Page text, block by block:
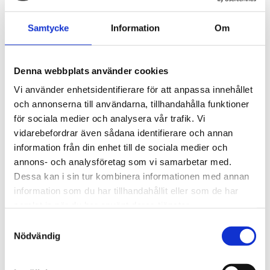
Samtycke Information Om
Denna webbplats använder cookies
Vi använder enhetsidentifierare för att anpassa innehållet
och annonserna till användarna, tillhandahålla funktioner
för sociala medier och analysera vår trafik. Vi
vidarebefordrar även sådana identifierare och annan
information från din enhet till de sociala medier och
annons- och analysföretag som vi samarbetar med.
Dessa kan i sin tur kombinera informationen med annan
information som du har tillhandahållit eller som de har
Nödvändig
Material av provkontaktande delar: rostfritt
Universella filter från M&C separerar på ett tillförlitligt
sätt fasta ämnen, särskilt extremt fina partiklar, som
förekommer inom analytisk teknik vid gasfiltrering, med
hjälp av mycket fina, djupt verkande filterelement. Tack
vare sin universella design kan filtren också användas
som separatorer (utan filterelement), vätskefilter eller,
med adsorptionspatroner, som ett adsorptionsfilter.
För omgivnings- eller medietemperaturer på upp till 180
°C kan en version i rostfritt stål FSS eller FT-H-versionen
erbjudas.
STÄLL EN FRÅGA OM PRODUKTEN